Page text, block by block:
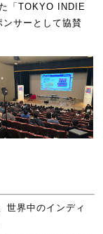
「TOKYO INDIE
サーとして協賛
世界中のインディ